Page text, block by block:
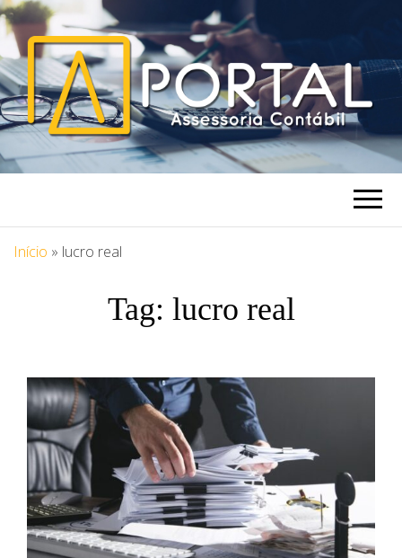
PORTAL
ASSESSORIA
Blog Portal Assessoria
Início » lucro real
Tag: lucro real